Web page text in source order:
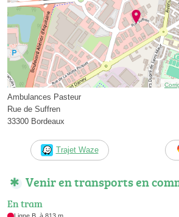
Ambulances Pasteur
Rue de Suffren
33300 Bordeaux
Trajet Waze
Venir en transports en
En tram